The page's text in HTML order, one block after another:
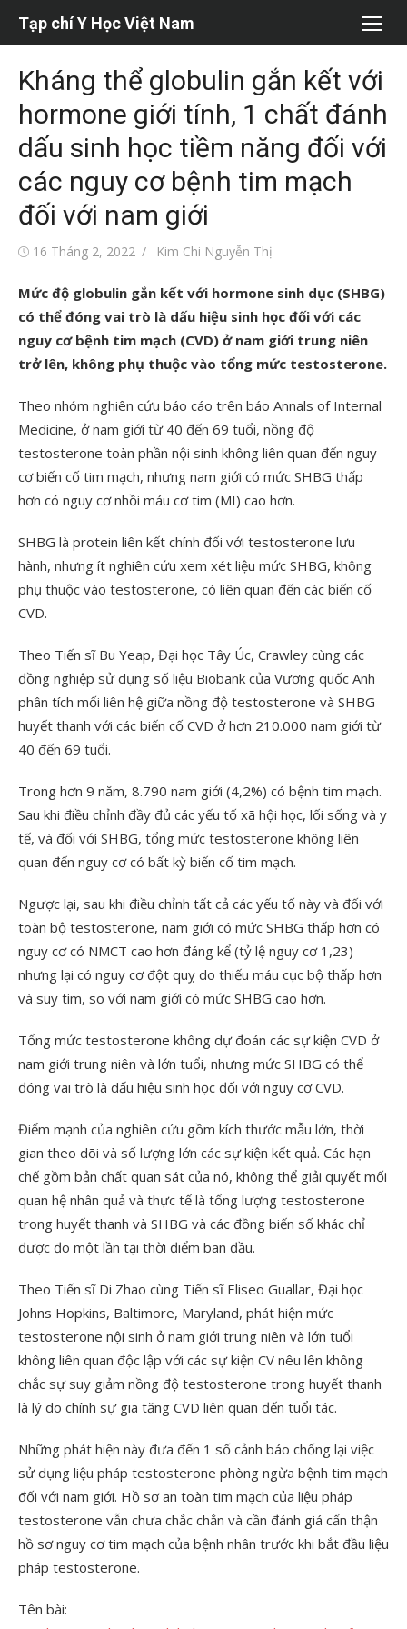
dung
Tạp chí Y Học Việt Nam
Kháng thể globulin gắn kết với
hormone giới tính, 1 chất đánh
dấu sinh học tiềm năng đối với
các nguy cơ bệnh tim mạch
đối với nam giới
Đăng16 Tháng 2, 2022
Tác
Kim Chi Nguyễn Thị
Mức độ globulin gắn kết với hormone sinh dục (SHBG)
có thể đóng vai trò là dấu hiệu sinh học đối với các
nguy cơ bệnh tim mạch (CVD) ở nam giới trung niên
trở lên, không phụ thuộc vào tổng mức testosterone.
Theo nhóm nghiên cứu báo cáo trên báo Annals of Internal
Medicine, ở nam giới từ 40 đến 69 tuổi, nồng độ
testosterone toàn phần nội sinh không liên quan đến nguy
cơ biến cố tim mạch, nhưng nam giới có mức SHBG thấp
hơn có nguy cơ nhồi máu cơ tim (MI) cao hơn.
SHBG là protein liên kết chính đối với testosterone lưu
hành, nhưng ít nghiên cứu xem xét liệu mức SHBG, không
phụ thuộc vào testosterone, có liên quan đến các biến cố
CVD.
Theo Tiến sĩ Bu Yeap, Đại học Tây Úc, Crawley cùng các
đồng nghiệp sử dụng số liệu Biobank của Vương quốc Anh
phân tích mối liên hệ giữa nồng độ testosterone và SHBG
huyết thanh với các biến cố CVD ở hơn 210.000 nam giới từ
40 đến 69 tuổi.
Trong hơn 9 năm, 8.790 nam giới (4,2%) có bệnh tim mạch.
Sau khi điều chỉnh đầy đủ các yếu tố xã hội học, lối sống và y
tế, và đối với SHBG, tổng mức testosterone không liên
quan đến nguy cơ có bất kỳ biến cố tim mạch.
Ngược lại, sau khi điều chỉnh tất cả các yếu tố này và đối với
toàn bộ testosterone, nam giới có mức SHBG thấp hơn có
nguy cơ có NMCT cao hơn đáng kể (tỷ lệ nguy cơ 1,23)
nhưng lại có nguy cơ đột quỵ do thiếu máu cục bộ thấp hơn
và suy tim, so với nam giới có mức SHBG cao hơn.
Tổng mức testosterone không dự đoán các sự kiện CVD ở
nam giới trung niên và lớn tuổi, nhưng mức SHBG có thể
đóng vai trò là dấu hiệu sinh học đối với nguy cơ CVD.
Điểm mạnh của nghiên cứu gồm kích thước mẫu lớn, thời
gian theo dõi và số lượng lớn các sự kiện kết quả. Các hạn
chế gồm bản chất quan sát của nó, không thể giải quyết mối
quan hệ nhân quả và thực tế là tổng lượng testosterone
trong huyết thanh và SHBG và các đồng biến số khác chỉ
được đo một lần tại thời điểm ban đầu.
Theo Tiến sĩ Di Zhao cùng Tiến sĩ Eliseo Guallar, Đại học
Johns Hopkins, Baltimore, Maryland, phát hiện mức
testosterone nội sinh ở nam giới trung niên và lớn tuổi
không liên quan độc lập với các sự kiện CV nêu lên không
chắc sự suy giảm nồng độ testosterone trong huyết thanh
là lý do chính sự gia tăng CVD liên quan đến tuổi tác.
Những phát hiện này đưa đến 1 số cảnh báo chống lại việc
sử dụng liệu pháp testosterone phòng ngừa bệnh tim mạch
đối với nam giới. Hồ sơ an toàn tim mạch của liệu pháp
testosterone vẫn chưa chắc chắn và cần đánh giá cẩn thận
hồ sơ nguy cơ tim mạch của bệnh nhân trước khi bắt đầu liệu
pháp testosterone.
Tên bài: